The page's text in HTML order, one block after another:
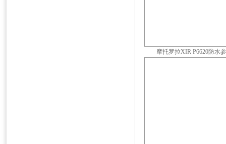
摩托罗拉XIR P6620防水